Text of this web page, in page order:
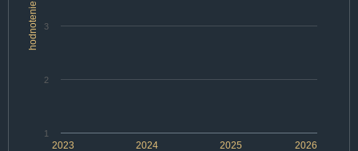
hodnotenie
2024 2026
2023 2025
1
2
3